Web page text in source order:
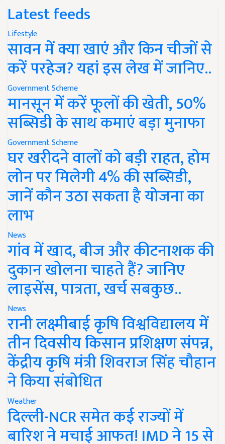
Latest feeds
Lifestyle
सावन में क्या खाएं और किन चीजों से
करें परहेज? यहां इस लेख में जानिए..
Government Scheme
मानसून में करें फूलों की खेती, 50%
सब्सिडी के साथ कमाएं बड़ा मुनाफा
Government Scheme
घर खरीदने वालों को बड़ी राहत, होम
लोन पर मिलेगी 4% की सब्सिडी,
जानें कौन उठा सकता है योजना का
लाभ
News
गांव में खाद, बीज और कीटनाशक की
दुकान खोलना चाहते हैं? जानिए
लाइसेंस, पात्रता, खर्च सबकुछ..
News
रानी लक्ष्मीबाई कृषि विश्वविद्यालय में
तीन दिवसीय किसान प्रशिक्षण संपन्न,
केंद्रीय कृषि मंत्री शिवराज सिंह चौहान
ने किया संबोधित
Weather
दिल्ली-NCR समेत कई राज्यों में
बारिश ने मचाई आफत! IMD ने 15 से